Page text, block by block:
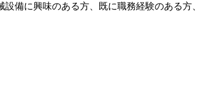
設備に興味のある方、既に職務経験のある